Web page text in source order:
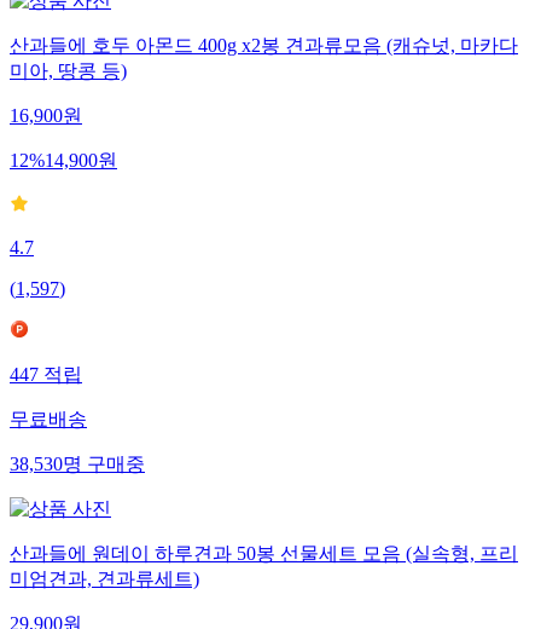
산과들에 호두 아몬드 400g x2봉 견과류모음 (캐슈넛, 마카다
미아, 땅콩 등)
16,900원
12%14,900원
4.7
(1,597)
447 적립
무료배송
38,530명 구매중
산과들에 원데이 하루견과 50봉 선물세트 모음 (실속형, 프리
미엄견과, 견과류세트)
29,900원